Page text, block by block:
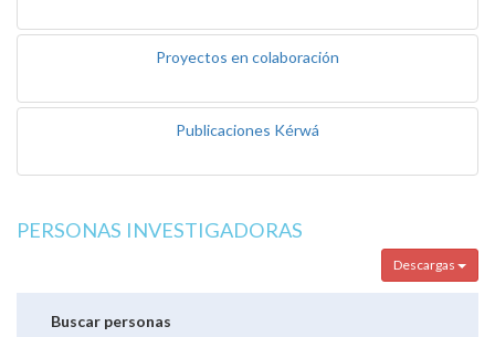
Proyectos en colaboración
Publicaciones Kérwá
PERSONAS INVESTIGADORAS
Descargas
Buscar personas